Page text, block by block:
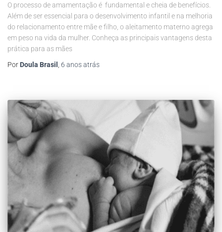
O processo de amamentação é fundamental e cheia de benefícios.
Além de ser essencial para o desenvolvimento infantil e na melhoria
do relacionamento entre mãe e filho, o aleitamento materno agrega
em peso na vida da mulher. Conheça as principais vantagens desta
prática para as mães
Por Doula Brasil 6 anosatrás